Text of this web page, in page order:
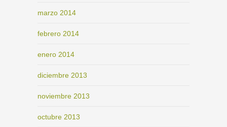
marzo 2014
febrero 2014
enero 2014
diciembre 2013
noviembre 2013
octubre 2013